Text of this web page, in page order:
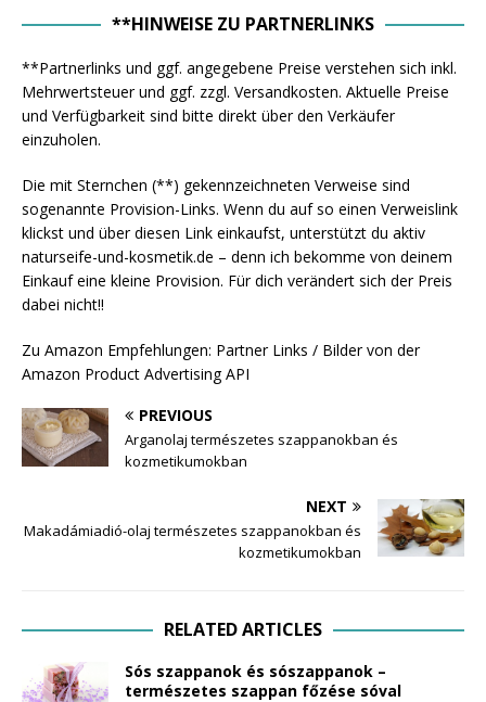
**HINWEISE ZU PARTNERLINKS
**Partnerlinks und ggf. angegebene Preise verstehen sich inkl.
Mehrwertsteuer und ggf. zzgl. Versandkosten. Aktuelle Preise
und Verfügbarkeit sind bitte direkt über den Verkäufer
einzuholen.
Die mit Sternchen (**) gekennzeichneten Verweise sind
sogenannte Provision-Links. Wenn du auf so einen Verweislink
klickst und über diesen Link einkaufst, unterstützt du aktiv
naturseife-und-kosmetik.de – denn ich bekomme von deinem
Einkauf eine kleine Provision. Für dich verändert sich der Preis
dabei nicht!!
Zu Amazon Empfehlungen: Partner Links / Bilder von der
Amazon Product Advertising API
PREVIOUS
Arganolaj természetes szappanokban és
kozmetikumokban
NEXT
Makadámiadió-olaj természetes szappanokban és
kozmetikumokban
RELATED ARTICLES
Sós szappanok és sószappanok –
természetes szappan főzése sóval